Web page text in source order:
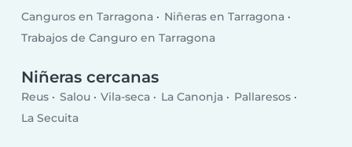
Canguros en Tarragona
Niñeras en Tarragona
Trabajos de Canguro en Tarragona
Niñeras cercanas
Reus Salou Vila-seca La Canonja
Pallaresos
La Secuita